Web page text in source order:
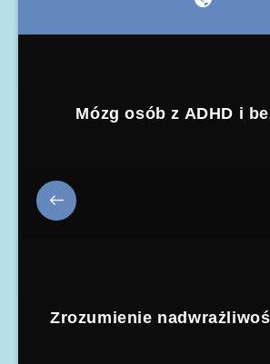
Mózg osób z ADHD i
Zrozumienie